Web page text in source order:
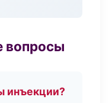
вопросы
инъекции?